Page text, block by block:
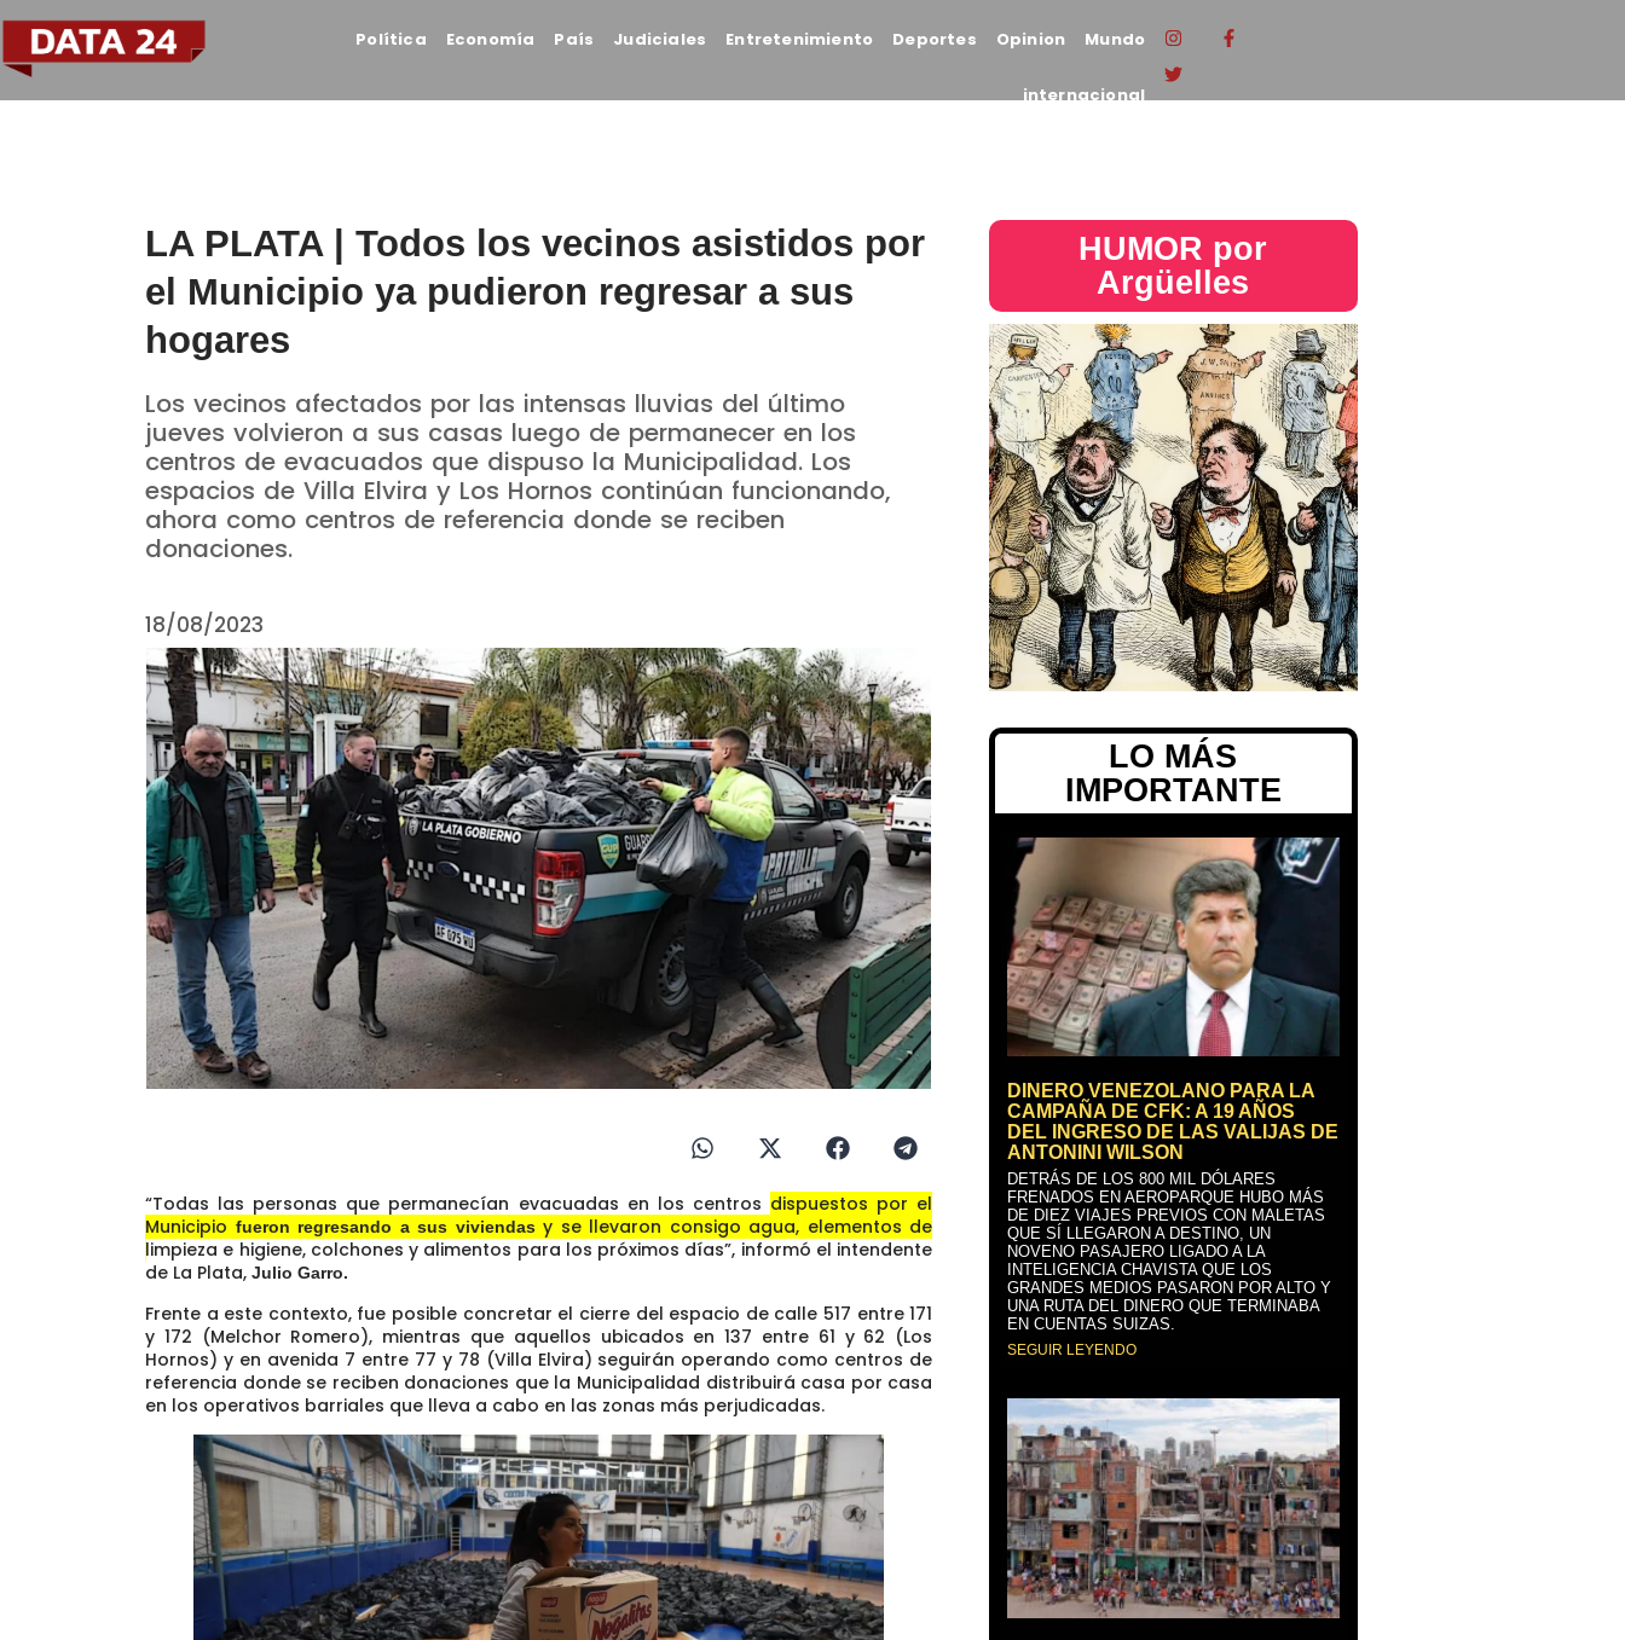
Política Economía País Judiciales Entretenimiento Deportes Opinion Mundo
internacional
LA PLATA | Todos los vecinos asistidos por
el Municipio ya pudieron regresar a sus
hogares
Los vecinos afectados por las intensas lluvias del último
jueves volvieron a sus casas luego de permanecer en los
centros de evacuados que dispuso la Municipalidad. Los
espacios de Villa Elvira y Los Hornos continúan funcionando,
ahora como centros de referencia donde se reciben
donaciones.
18/08/2023
“Todas las personas que permanecían evacuadas en los centros dispuestos por el
Municipio fueron regresando a sus viviendasy se llevaron consigo agua, elementos de
limpieza e higiene, colchones y alimentos para los próximos días”, informó el intendente
de La Plata, Julio Garro.
Frente a este contexto, fue posible concretar el cierre del espacio de calle 517 entre 171
y 172 (Melchor Romero), mientras que aquellos ubicados en 137 entre 61 y 62 (Los
Hornos) y en avenida 7 entre 77 y 78 (Villa Elvira) seguirán operando como centros de
referencia donde se reciben donaciones que la Municipalidad distribuirá casa por casa
en los operativos barriales que lleva a cabo en las zonas más perjudicadas.
HUMOR por
Argüelles​
LO MÁS
IMPORTANTE
DINERO VENEZOLANO PARA LA
CAMPAÑA DE CFK: A 19 AÑOS
DEL INGRESO DE LAS VALIJAS DE
ANTONINI WILSON
DETRÁS DE LOS 800 MIL DÓLARES
FRENADOS EN AEROPARQUE HUBO MÁS
DE DIEZ VIAJES PREVIOS CON MALETAS
QUE SÍ LLEGARON A DESTINO, UN
NOVENO PASAJERO LIGADO A LA
INTELIGENCIA CHAVISTA QUE LOS
GRANDES MEDIOS PASARON POR ALTO Y
UNA RUTA DEL DINERO QUE TERMINABA
EN CUENTAS SUIZAS.
SEGUIR LEYENDO